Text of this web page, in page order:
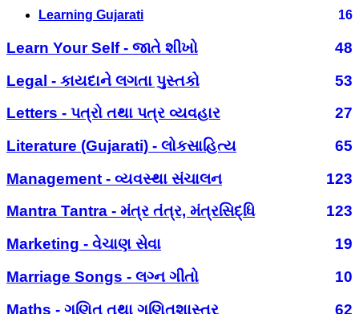
Learning Gujarati 16
Learn Your Self - જાતે શીખો
48
Legal - કાયદાને લગતા પુસ્તકો
53
Letters - પત્રો તથા પત્ર વ્યવહાર
27
Literature (Gujarati) - લોકસાહિત્ય
65
Management - વ્યવસ્થા સંચાલન
123
Mantra Tantra - મંત્ર તંત્ર, મંત્રસિદ્ધિ
123
Marketing - વેચાણ સેવા
19
Marriage Songs - લગ્ન ગીતો
10
Maths - ગણિત તથા ગણિતશાસ્ત્ર
62